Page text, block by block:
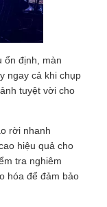
ổn định, màn
ngay cả khi chụp
tuyệt vời cho
rời nhanh
hiệu quả cho
tra nghiêm
hóa để đảm bảo